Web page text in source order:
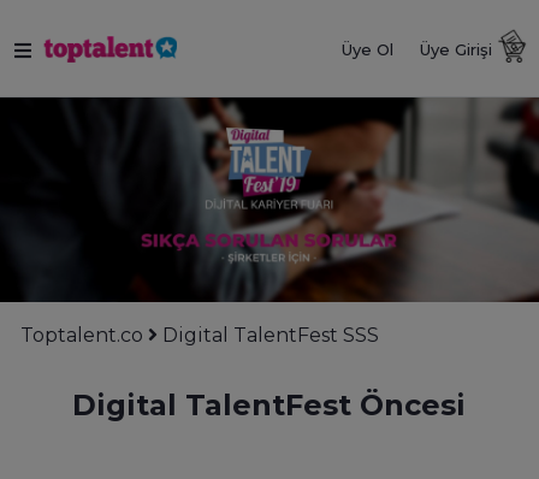
Üye Ol Üye Girişi
Toptalent.co Digital TalentFest SSS
Digital TalentFest Öncesi